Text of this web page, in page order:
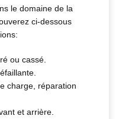
le domaine de la
ci-dessous
ou cassé.
charge, réparation
et arrière.